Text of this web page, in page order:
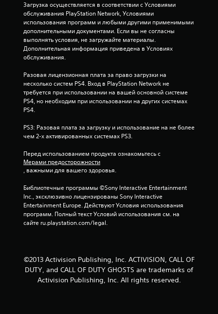
и
з
д
н
о
н
и
Загрузка осуществляется в соответствии с Условиями
обслуживания PlayStation Network, Условиями
использования программ и любыми другими применимыми
дополнительными документами. Если вы не согласны
выполнять условия, не загружайте материалы.
Дополнительная информация приведена в Условиях
обслуживания.
Разовая лицензионная плата за право загрузки на
несколько систем PS4. Вход в PlayStation Network не
требуется при использовании на вашей основной системе
PS4, но необходим при использовании на других системах
PS4.
PS3: Разовая плата за загрузку и использование на не более
чем 2-х активированных системах PS3.
Перед использованием продукта ознакомьтесь с
Мерами предосторожности
, важными для вашего здоровья.
Библиотечные программы ©Sony Interactive Entertainment
Inc., эксклюзивно лицензированы Sony Interactive
Entertainment Europe. Действуют Условия использования
программ. Полный текст Условий использования см. на
сайте ru.playstation.com/legal.
©2013 Activision Publishing, Inc. ACTIVISION, CALL OF
DUTY, and CALL OF DUTY GHOSTS are trademarks of
Activision Publishing, Inc. All rights reserved.